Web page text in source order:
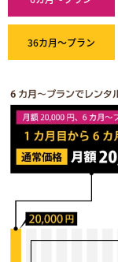
36カ月～プラン